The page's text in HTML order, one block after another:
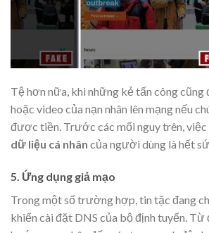
Tệ hơn nữa, khi những kẻ tấn công cũng
hoặc video của nạn nhân lên mạng nếu
được tiền. Trước các mối nguy trên, việc
dữ liệu cá nhân của người dùng là hết
5. Ứng dụng giả mạo
Trong một số trường hợp, tin tặc đang
khiển cài đặt DNS của bộ định tuyến. Từ